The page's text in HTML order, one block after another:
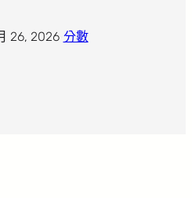
26, 2026· 分數